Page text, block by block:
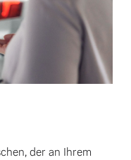
der an Ihrem